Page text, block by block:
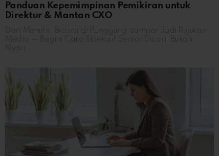
Panduan Kepemimpinan Pemikiran untuk
Direktur & Mantan CXO
Dari Menulis, Bicara di Panggung, sampai Jadi Rujukan
Media — Begini Cara Eksekutif Senior Dicari, Bukan